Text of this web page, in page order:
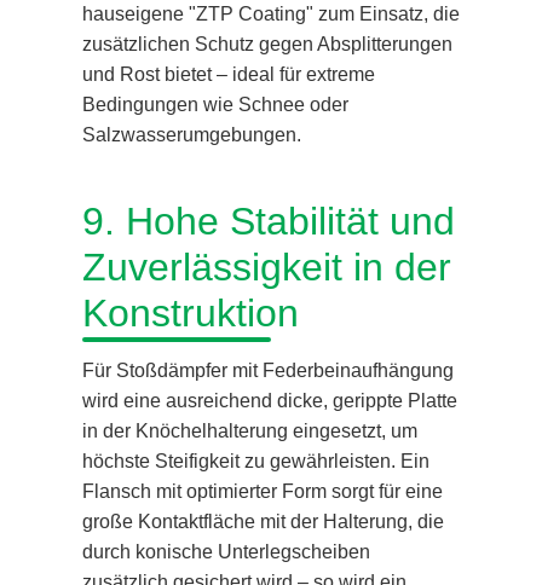
hauseigene "ZTP Coating" zum Einsatz, die
zusätzlichen Schutz gegen Absplitterungen
und Rost bietet – ideal für extreme
Bedingungen wie Schnee oder
Salzwasserumgebungen.
9. Hohe Stabilität und
Zuverlässigkeit in der
Konstruktion
Für Stoßdämpfer mit Federbeinaufhängung
wird eine ausreichend dicke, gerippte Platte
in der Knöchelhalterung eingesetzt, um
höchste Steifigkeit zu gewährleisten. Ein
Flansch mit optimierter Form sorgt für eine
große Kontaktfläche mit der Halterung, die
durch konische Unterlegscheiben